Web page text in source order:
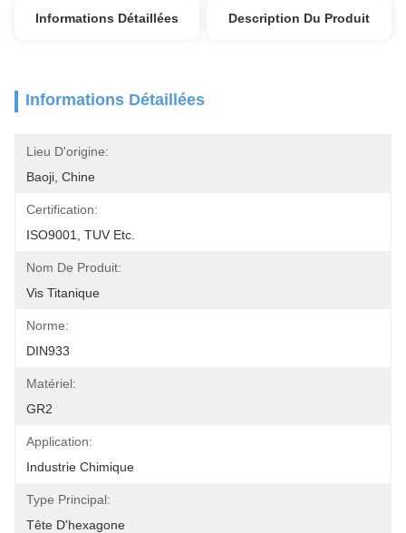
Informations Détaillées Description Du Produit
Informations Détaillées
Lieu D'origine:
Baoji, Chine
Certification:
ISO9001, TUV Etc.
Nom De Produit:
Vis Titanique
Norme:
DIN933
Matériel:
GR2
Application:
Industrie Chimique
Type Principal:
Tête D'hexagone